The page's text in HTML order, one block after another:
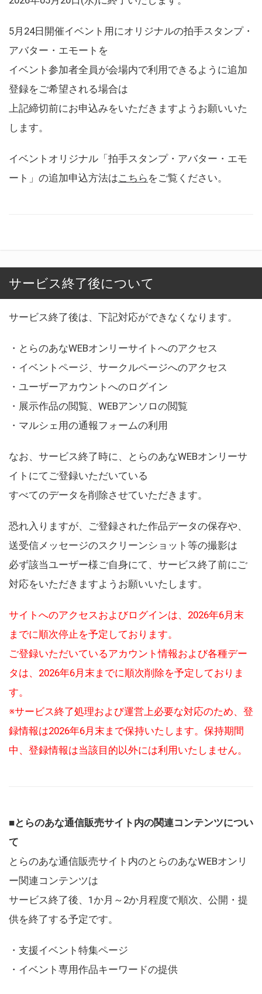
5月24日開催イベント用にオリジナルの拍手スタンプ・
アバター・エモートを
イベント参加者全員が会場内で利用できるように追加
登録をご希望される場合は
上記締切前にお申込みをいただきますようお願いいた
します。
イベントオリジナル「拍手スタンプ・アバター・エモ
ート」の追加申込方法はこちら をご覧ください。
サービス終了後について
サービス終了後は、下記対応ができなくなります。
・とらのあなWEBオンリーサイトへのアクセス
・イベントページ、サークルページへのアクセス
・ユーザーアカウントへのログイン
・展示作品の閲覧、WEBアンソロの閲覧
・マルシェ用の通報フォームの利用
なお、サービス終了時に、とらのあなWEBオンリーサ
イトにてご登録いただいている
すべてのデータを削除させていただきます。
恐れ入りますが、ご登録された作品データの保存や、
送受信メッセージのスクリーンショット等の撮影は
必ず該当ユーザー様ご自身にて、サービス終了前にご
対応をいただきますようお願いいたします。
サイトへのアクセスおよびログインは、2026年6月末
までに順次停止を予定しております。
ご登録いただいているアカウント情報および各種デー
タは、2026年6月末までに順次削除を予定しておりま
す。
※サービス終了処理および運営上必要な対応のため、登
録情報は2026年6月末まで保持いたします。保持期間
中、登録情報は当該目的以外には利用いたしません。
■とらのあな通信販売サイト内の関連コンテンツについ
て
とらのあな通信販売サイト内のとらのあなWEBオンリ
ー関連コンテンツは
サービス終了後、1か月～2か月程度で順次、公開・提
供を終了する予定です。
・支援イベント特集ページ
・イベント専用作品キーワードの提供